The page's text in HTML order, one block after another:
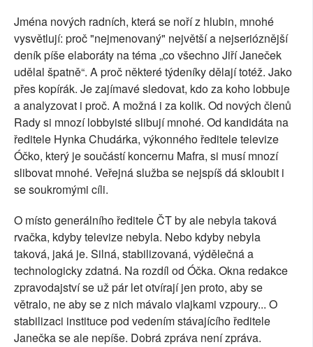
Jména nových radních, která se noří z hlubin, mnohé
vysvětlují: proč "nejmenovaný" největší a nejserióznější
deník píše elaboráty na téma „co všechno Jiří Janeček
udělal špatně“. A proč některé týdeníky dělají totéž. Jako
přes kopírák. Je zajímavé sledovat, kdo za koho lobbuje
a analyzovat i proč. A možná i za kolik. Od nových členů
Rady si mnozí lobbyisté slibují mnohé. Od kandidáta na
ředitele Hynka Chudárka, výkonného ředitele televize
Óčko, který je součástí koncernu Mafra, si musí mnozí
slibovat mnohé. Veřejná služba se nejspíš dá skloubit i
se soukromými cíli.
O místo generálního ředitele ČT by ale nebyla taková
rvačka, kdyby televize nebyla. Nebo kdyby nebyla
taková, jaká je. Silná, stabilizovaná, výdělečná a
technologicky zdatná. Na rozdíl od Óčka. Okna redakce
zpravodajství se už pár let otvírají jen proto, aby se
větralo, ne aby se z nich mávalo vlajkami vzpoury... O
stabilizaci instituce pod vedením stávajícího ředitele
Janečka se ale nepíše. Dobrá zpráva není zpráva.